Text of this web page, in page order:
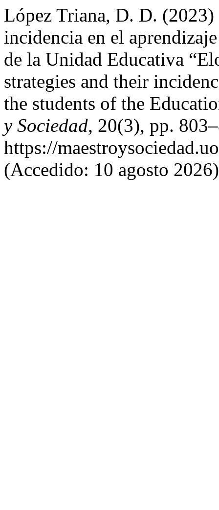
López Triana, D. D.
incidencia en el
de la Unidad Educativa
strategies and their
the students of the
y Sociedad, 20(3), pp.
https://
(Accedido: 10 agosto